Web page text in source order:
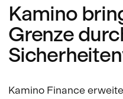
Kamino
Grenze
Kamino Finance